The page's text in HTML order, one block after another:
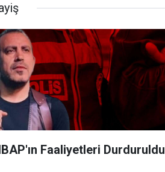
Faaliyetleri Durduruldu